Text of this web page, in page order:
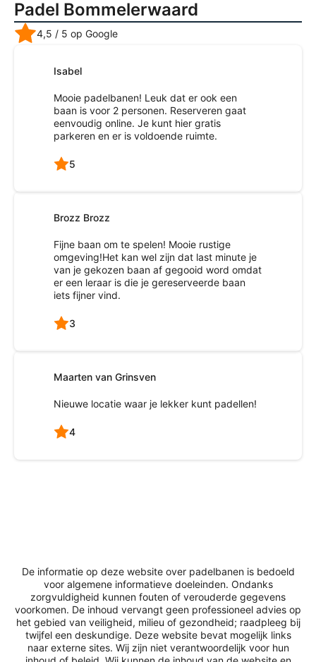
Padel Bommelerwaard
4,5 / 5 op Google
Isabel
Mooie padelbanen! Leuk dat er ook een
baan is voor 2 personen. Reserveren gaat
eenvoudig online. Je kunt hier gratis
parkeren en er is voldoende ruimte.
5
Brozz Brozz
Fijne baan om te spelen! Mooie rustige
omgeving!Het kan wel zijn dat last minute je
van je gekozen baan af gegooid word omdat
er een leraar is die je gereserveerde baan
iets fijner vind.
3
Maarten van Grinsven
Nieuwe locatie waar je lekker kunt padellen!
4
De informatie op deze website over padelbanen is bedoeld
voor algemene informatieve doeleinden. Ondanks
zorgvuldigheid kunnen fouten of verouderde gegevens
voorkomen. De inhoud vervangt geen professioneel advies op
het gebied van veiligheid, milieu of gezondheid; raadpleeg bij
twijfel een deskundige. Deze website bevat mogelijk links
naar externe sites. Wij zijn niet verantwoordelijk voor hun